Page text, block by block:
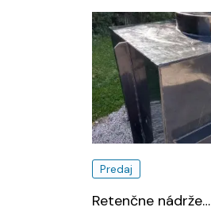
Predaj
Retenčne nádrže…